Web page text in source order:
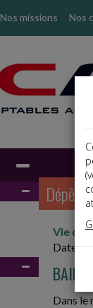
Nos missions Nos
Vie
Date:
BAIL
Dans le